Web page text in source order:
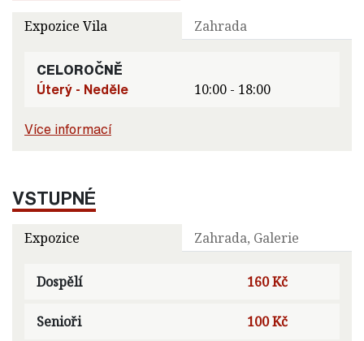
Expozice Vila Zahrada
CELOROČNĚ
Úterý - Neděle
10:00 - 18:00
Více informací
VSTUPNÉ
Expozice Zahrada, Galerie
Dospělí 160 Kč
Senioři 100 Kč